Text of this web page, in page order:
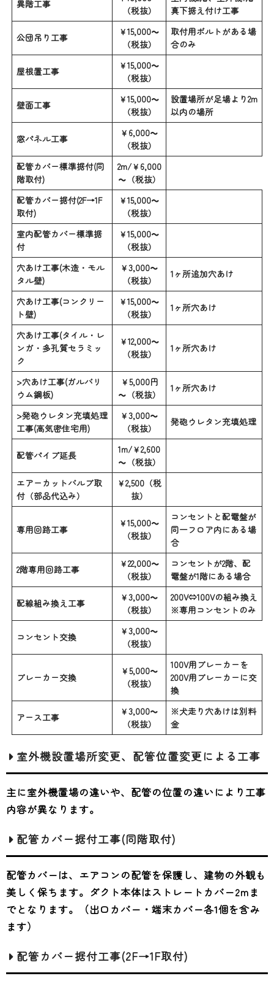
異階工事
（税抜）
真下据え付け工事
公団吊り工事
￥15,000～
（税抜）
取付用ボルトがある場
合のみ
屋根置工事
￥15,000～
（税抜）
壁面工事
￥15,000～
（税抜）
設置場所が足場より2m
以内の場所
窓パネル工事
￥6,000～
（税抜）
配管カバー標準据付(同
階取付)
2m/￥6,000
～（税抜）
配管カバー据付(2F→1F
取付)
￥15,000～
（税抜）
室内配管カバー標準据
付
￥15,000～
（税抜）
穴あけ工事(木造・モル
タル壁)
￥3,000～
（税抜）
1ヶ所追加穴あけ
穴あけ工事(コンクリー
ト壁)
￥15,000～
（税抜）
1ヶ所穴あけ
穴あけ工事(タイル・レ
ンガ・多孔質セラミッ
ク
￥12,000～
（税抜）
1ヶ所穴あけ
>穴あけ工事(ガルバリ
ウム鋼板)
￥5,000円
～（税抜）
1ヶ所穴あけ
>発砲ウレタン充填処理
工事(高気密住宅用)
￥3,000～
（税抜）
発砲ウレタン充填処理
配管パイプ延長
1m/￥2,600
～（税抜）
エアーカットバルブ取
付（部品代込み）
￥2,500（税
抜）
専用回路工事
￥15,000～
（税抜）
コンセントと配電盤が
同一フロア内にある場
合
2階専用回路工事
￥22,000～
（税抜）
コンセントが2階、配
電盤が1階にある場合
配線組み換え工事
￥3,000～
（税抜）
200V⇔100Vの組み換え
※専用コンセントのみ
コンセント交換
￥3,000～
（税抜）
ブレーカー交換
￥5,000～
（税抜）
100V用ブレーカーを
200V用ブレーカーに交
換
アース工事
￥3,000～
（税抜）
※犬走り穴あけは別料
金
室外機設置場所変更、配管位置変更による工事
主に室外機置場の違いや、配管の位置の違いにより工事
内容が異なります。
配管カバー据付工事(同階取付)
配管カバーは、エアコンの配管を保護し、建物の外観も
美しく保ちます。ダクト本体はストレートカバー2mま
でとなります。（出口カバー・端末カバー各1個を含み
ます）
配管カバー据付工事(2F→1F取付)